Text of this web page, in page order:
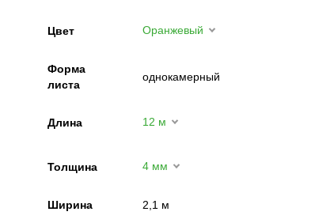
Цвет Оранжевый
Форма
листа
однокамерный
Длина 12 м
Толщина 4 мм
Ширина 2,1 м